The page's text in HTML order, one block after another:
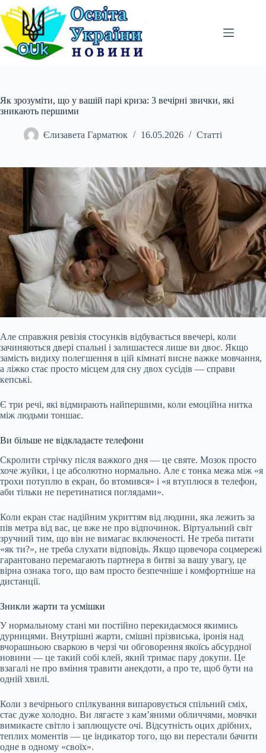
Перейти
до
вмісту
Як зрозуміти, що у вашій парі криза: 3 вечірні звички, які
зникають першими
Єлизавета Гарматюк 16.05.2026 Статті
Але справжня ревізія стосунків відбувається ввечері, коли
зачиняються двері спальні і залишаєтеся лише ви двоє. Якщо
замість видиху полегшення в цій кімнаті висне важке мовчання,
а ліжко стає просто місцем для сну двох сусідів — справи
кепські.
Є три речі, які відмирають найпершими, коли емоційна нитка
між людьми тоншає.
Ви більше не відкладаєте телефони
Скролити стрічку після важкого дня — це святе. Мозок просто
хоче жуйки, і це абсолютно нормально. Але є тонка межа між «я
трохи потуплю в екран, бо втомився» і «я втуплюся в телефон,
аби тільки не перетинатися поглядами».
Коли екран стає надійним укриттям від людини, яка лежить за
пів метра від вас, це вже не про відпочинок. Віртуальний світ
зручний тим, що він не вимагає включеності. Не треба питати
«як ти?», не треба слухати відповідь. Якщо щовечора соцмережі
гарантовано перемагають партнера в битві за вашу увагу, це
вірна ознака того, що вам просто безпечніше і комфортніше на
дистанції.
Зникли жарти та усмішки
У нормальному стані ми постійно перекидаємося якимись
дурницями. Внутрішні жарти, смішні прізвиська, іронія над
вчорашньою сваркою в черзі чи обговорення якоїсь абсурдної
новини — це такий собі клей, який тримає пару докупи. Це
взагалі не про вміння травити анекдоти, а про те, щоб бути на
одній хвилі.
Коли з вечірнього спілкування випаровується спільний сміх,
стає дуже холодно. Ви лягаєте з кам’яними обличчями, мовчки
вимикаєте світло і заплющуєте очі. Відсутність оцих дрібних,
теплих моментів — це індикатор того, що ви перестали бачити
одне в одному «своїх».